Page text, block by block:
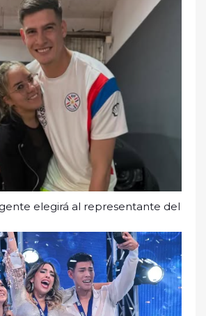
gente elegirá al representante del